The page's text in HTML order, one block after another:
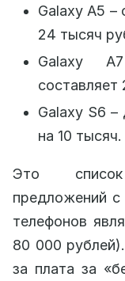
Galaxy A5 –
24 тысяч
Galaxy
составляет
Galaxy S6
на 10 тысяч.
Это
предложений
телефонов
80 000
за плата за